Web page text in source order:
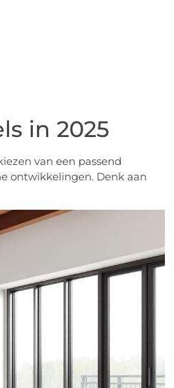
in 2025
van een passend
ontwikkelingen. Denk aan